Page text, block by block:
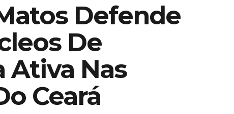
Defende
De
Ativa Nas
Ceará